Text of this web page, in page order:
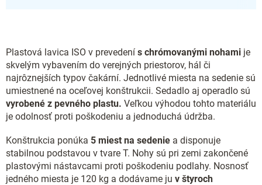
Plastová lavica ISO v prevedení s chrómovanými nohami je
skvelým vybavením do verejných priestorov, hál či
najrôznejších typov čakární. Jednotlivé miesta na sedenie sú
umiestnené na oceľovej konštrukcii. Sedadlo aj operadlo sú
vyrobené z pevného plastu. Veľkou výhodou tohto materiálu
je odolnosť proti poškodeniu a jednoduchá údržba.
Konštrukcia ponúka 5 miest na sedenie a disponuje
stabilnou podstavou v tvare T. Nohy sú pri zemi zakončené
plastovými nástavcami proti poškodeniu podlahy. Nosnosť
jedného miesta je 120 kg a dodávame ju v štyroch